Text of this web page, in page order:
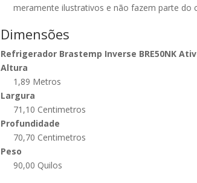
meramente ilustrativos e não fazem parte do
Dimensões
Refrigerador Brastemp Inverse BRE50NK
Altura
1,89 Metros
Largura
71,10 Centimetros
Profundidade
70,70 Centimetros
Peso
90,00 Quilos